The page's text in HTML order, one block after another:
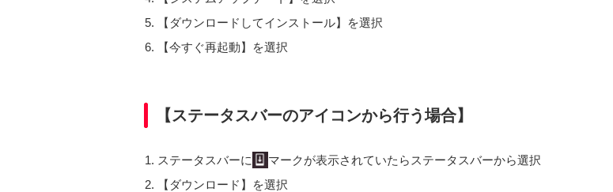
【ダウンロードしてインストール】を選択
【今すぐ再起動】を選択
【ステータスバーのアイコンから行う場合】
ステータスバーに
マークが表示されていたらステータスバーから選択
【ダウンロード】を選択